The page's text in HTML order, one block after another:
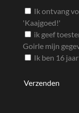
Ik ontvang
'Kaajgoed!'
ik geef
Goirle mijn
Ik ben 16